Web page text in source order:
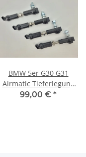
BMW 5er G30 G31
Airmatic Tieferlegung
Luftfahrwerk Edelstahl
99,00 € *